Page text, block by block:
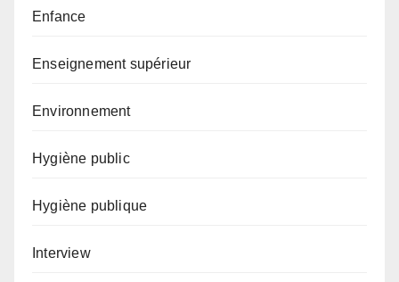
Enfance
Enseignement supérieur
Environnement
Hygiène public
Hygiène publique
Interview